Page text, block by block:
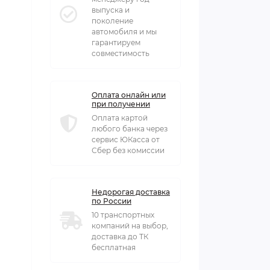
выпуска и
поколение
автомобиля и мы
гарантируем
совместимость
Оплата онлайн или
при получении
Оплата картой
любого банка через
сервис ЮКасса от
Сбер без комиссии
Недорогая доставка
по России
10 транспортных
компаний на выбор,
доставка до ТК
бесплатная